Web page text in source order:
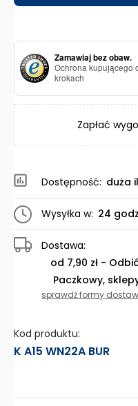
Zamawiaj bez obaw.
Ochrona kupującego
krokach
Zapłać
Dostępność: duża
Wysyłka w: 24
Dostawa:
od 7,90 zł -
Paczkowy,
Cena nie zawiera
sprawdź formy
Kod produktu:
K A15 WN22A BUR